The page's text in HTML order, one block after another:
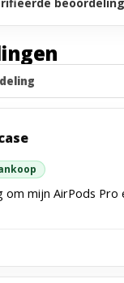
om mijn AirPods Pro